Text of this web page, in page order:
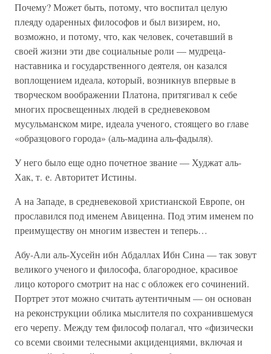
Почему? Может быть, потому, что воспитал целую
плеяду одаренных философов и был визирем, но,
возможно, и потому, что, как человек, сочетавший в
своей жизни эти две социальные роли — мудреца-
наставника и государственного деятеля, он казался
воплощением идеала, который, возникнув впервые в
творческом воображении Платона, притягивал к себе
многих просвещенных людей в средневековом
мусульманском мире, идеала ученого, стоящего во главе
«образцового города» (аль-мадина аль-фадыля).
У него было еще одно почетное звание — Худжат аль-
Хак, т. е. Авторитет Истины.
А на Западе, в средневековой христианской Европе, он
прославился под именем Авиценна. Под этим именем по
преимуществу он многим известен и теперь…
Абу-Али аль-Хусейн ибн Абдаллах Ибн Сина — так зовут
великого ученого и философа, благородное, красивое
лицо которого смотрит на нас с обложек его сочинений.
Портрет этот можно считать аутентичным — он основан
на реконструкции облика мыслителя по сохранившемуся
его черепу. Между тем философ полагал, что «физически
со всеми своими телесными акциденциями, включая и